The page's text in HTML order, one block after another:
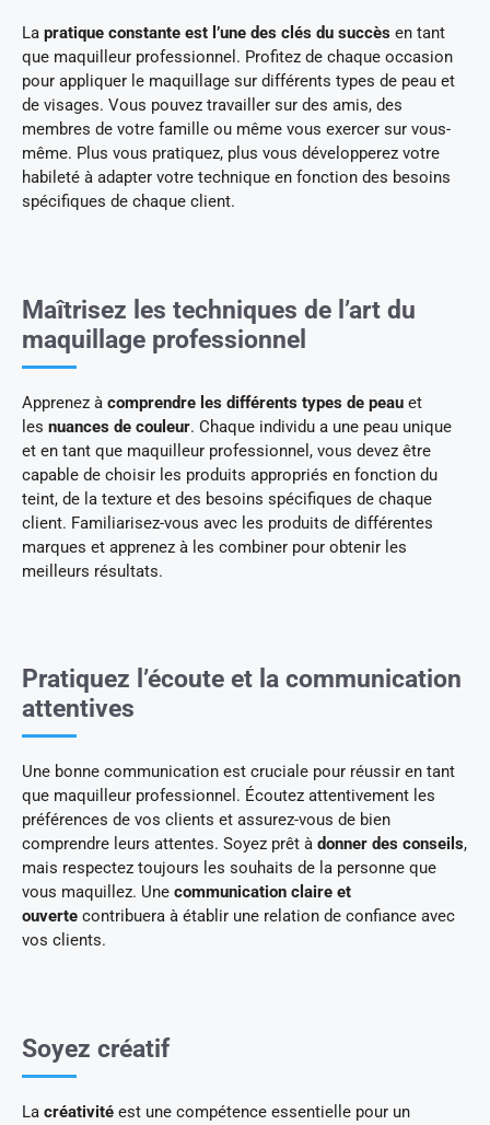
La pratique constante est l’une des clés du succès en tant
que maquilleur professionnel. Profitez de chaque occasion
pour appliquer le maquillage sur différents types de peau et
de visages. Vous pouvez travailler sur des amis, des
membres de votre famille ou même vous exercer sur vous-
même. Plus vous pratiquez, plus vous développerez votre
habileté à adapter votre technique en fonction des besoins
spécifiques de chaque client.
Maîtrisez les techniques de l’art du
maquillage professionnel
Apprenez à comprendre les différents types de peau et
les nuances de couleur. Chaque individu a une peau unique
et en tant que maquilleur professionnel, vous devez être
capable de choisir les produits appropriés en fonction du
teint, de la texture et des besoins spécifiques de chaque
client. Familiarisez-vous avec les produits de différentes
marques et apprenez à les combiner pour obtenir les
meilleurs résultats.
Pratiquez l’écoute et la communication
attentives
Une bonne communication est cruciale pour réussir en tant
que maquilleur professionnel. Écoutez attentivement les
préférences de vos clients et assurez-vous de bien
comprendre leurs attentes. Soyez prêt à donner des conseils,
mais respectez toujours les souhaits de la personne que
vous maquillez. Une communication claire et
ouverte contribuera à établir une relation de confiance avec
vos clients.
Soyez créatif
La créativité est une compétence essentielle pour un